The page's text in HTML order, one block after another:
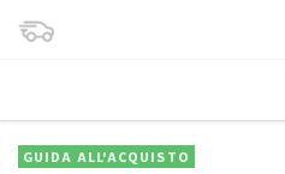
GUIDA ALL'ACQUISTO